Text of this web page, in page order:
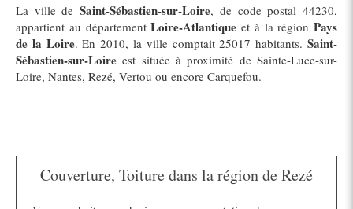
La ville deSaint-Sébastien-sur-Loire, de code postal 44230,
appartient au départementLoire-Atlantique et à la région Pays
de la Loire. En 2010, la ville comptait 25017 habitants.Saint-
Sébastien-sur-Loire est située à proximité de Sainte-Luce-sur-
Loire, Nantes, Rezé, Vertou ou encore Carquefou.
Couverture, Toiture dans la région de Rezé